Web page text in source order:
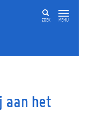
ZOEK MENU
aan het